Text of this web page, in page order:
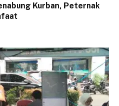
Kurban, Peternak